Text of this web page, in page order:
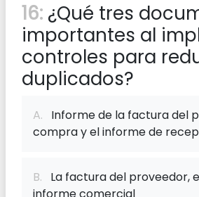
16: ¿Qué tres
importantes al
controles para
duplicados?
A. Informe de la factura del
compra y el informe de
B. La factura del proveedor,